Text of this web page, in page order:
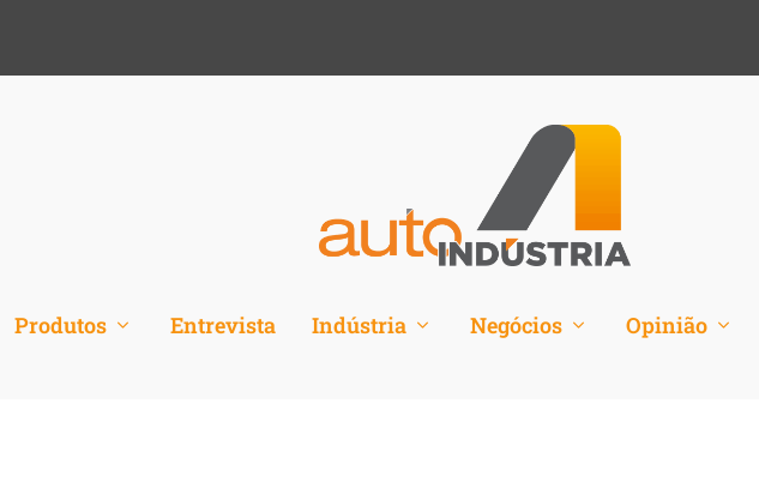
Produtos Entrevista Indústria Negócios Opinião